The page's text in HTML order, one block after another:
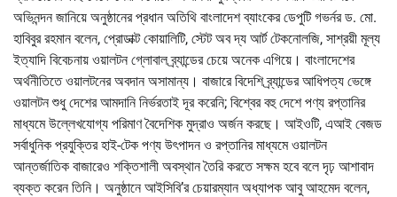
অভিনন্দন জানিয়ে অনুষ্ঠানের প্রধান অতিথি বাংলাদেশ ব্যাংকের ডেপুটি গভর্নর ড. মো.
হাবিবুর রহমান বলেন, প্রোডাক্ট কোয়ালিটি, স্টেট অব দ্য আর্ট টেকনোলজি, সাশ্রয়ী মূল্য
ইত্যাদি বিবেচনায় ওয়ালটন গ্লোবাল ব্র্যান্ডের চেয়ে অনেক এগিয়ে। বাংলাদেশের
অর্থনীতিতে ওয়ালটনের অবদান অসামান্য। বাজারে বিদেশি ব্র্যান্ডের আধিপত্য ভেঙ্গে
ওয়ালটন শুধু দেশের আমদানি নির্ভরতাই দূর করেনি; বিশ্বের বহু দেশে পণ্য রপ্তানির
মাধ্যমে উল্লেখযোগ্য পরিমাণ বৈদেশিক মুদ্রাও অর্জন করছে। আইওটি, এআই বেজড
সর্বাধুনিক প্রযুক্তির হাই-টেক পণ্য উৎপাদন ও রপ্তানির মাধ্যমে ওয়ালটন
আন্তর্জাতিক বাজারেও শক্তিশালী অবস্থান তৈরি করতে সক্ষম হবে বলে দৃঢ় আশাবাদ
ব্যক্ত করেন তিনি। অনুষ্ঠানে আইসিবি’র চেয়ারম্যান অধ্যাপক আবু আহমেদ বলেন,